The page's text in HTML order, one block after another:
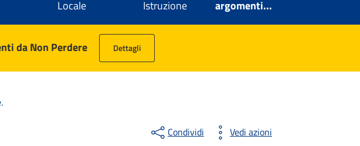
Locale
Istruzione
argomenti...
da Non Perdere Dettagli
Condividi Vedi azioni